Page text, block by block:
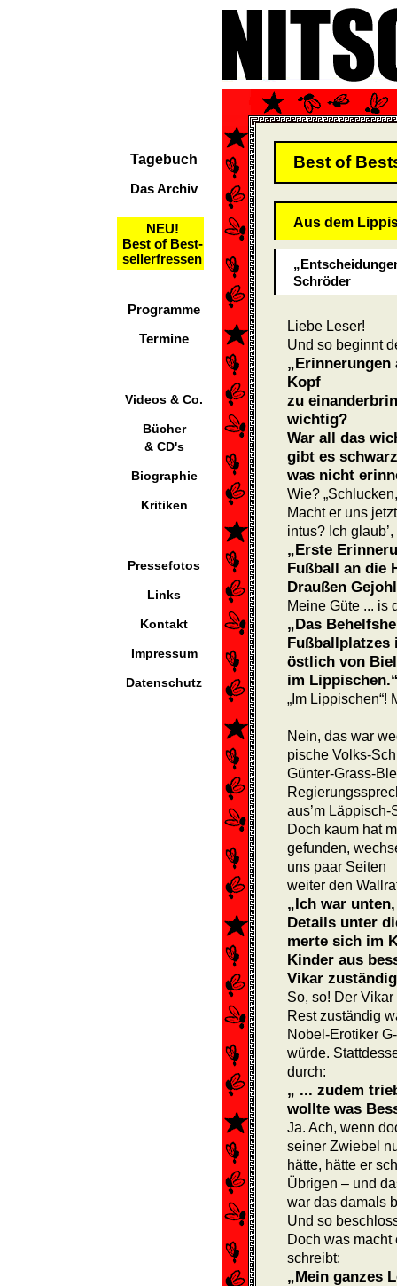
Tagebuch
Das Archiv
NEU!
Best of Best-
sellerfressen
Programme
Termine
Videos & Co.
Bücher
& CD's
Biographie
Kritiken
Pressefotos
Links
Kontakt
Impressum
Datenschutz
Best of
Aus dem
Schröder
Liebe Leser!
Und so beginnt
„Erinnerungen
Kopf
zu
wichtig?
War all das
gibt es
was nicht
Wie?
Macht er uns
intus? Ich
„Erste
Fußball an die
Draußen
Meine Güte ... is
„Das
Fußballplatzes
östlich von
im
„Im Lippischen“!
Nein, das war
pische Volks-
Günter-Grass-
aus’m
Doch kaum hat
gefunden,
uns paar Seiten
weiter den
„Ich war
Details unter
merte sich im
Kinder aus
Vi­kar
So, so! Der
Rest zuständig
Nobel-Erotiker
würde.
durch:
„ ... zudem
wollte was
Ja. Ach, wenn
seiner Zwiebel
hätte, hätte er
Übrigen – und
war das damals
Und so
Doch was
schreibt:
„Mein ganzes